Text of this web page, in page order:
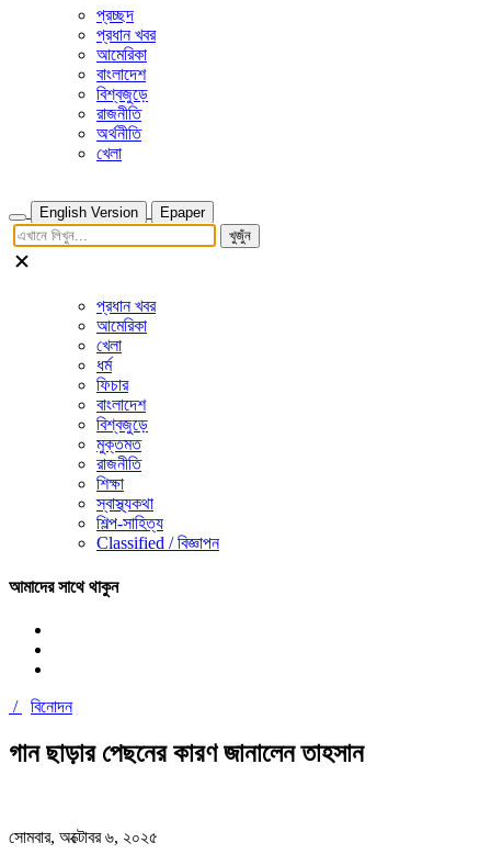
প্রচ্ছদ
প্রধান খবর
আমেরিকা
বাংলাদেশ
বিশ্বজুড়ে
রাজনীতি
অর্থনীতি
খেলা
English Version
Epaper
খুজুঁন
প্রধান খবর
আমেরিকা
খেলা
ধর্ম
ফিচার
বাংলাদেশ
বিশ্বজুড়ে
মুক্তমত
রাজনীতি
শিক্ষা
স্বাস্থ্যকথা
শিল্প-সাহিত্য
Classified / বিজ্ঞাপন
আমাদের সাথে থাকুন
/ বিনোদন
গান ছাড়ার পেছনের কারণ জানালেন তাহসান
সোমবার, অক্টোবর ৬, ২০২৫